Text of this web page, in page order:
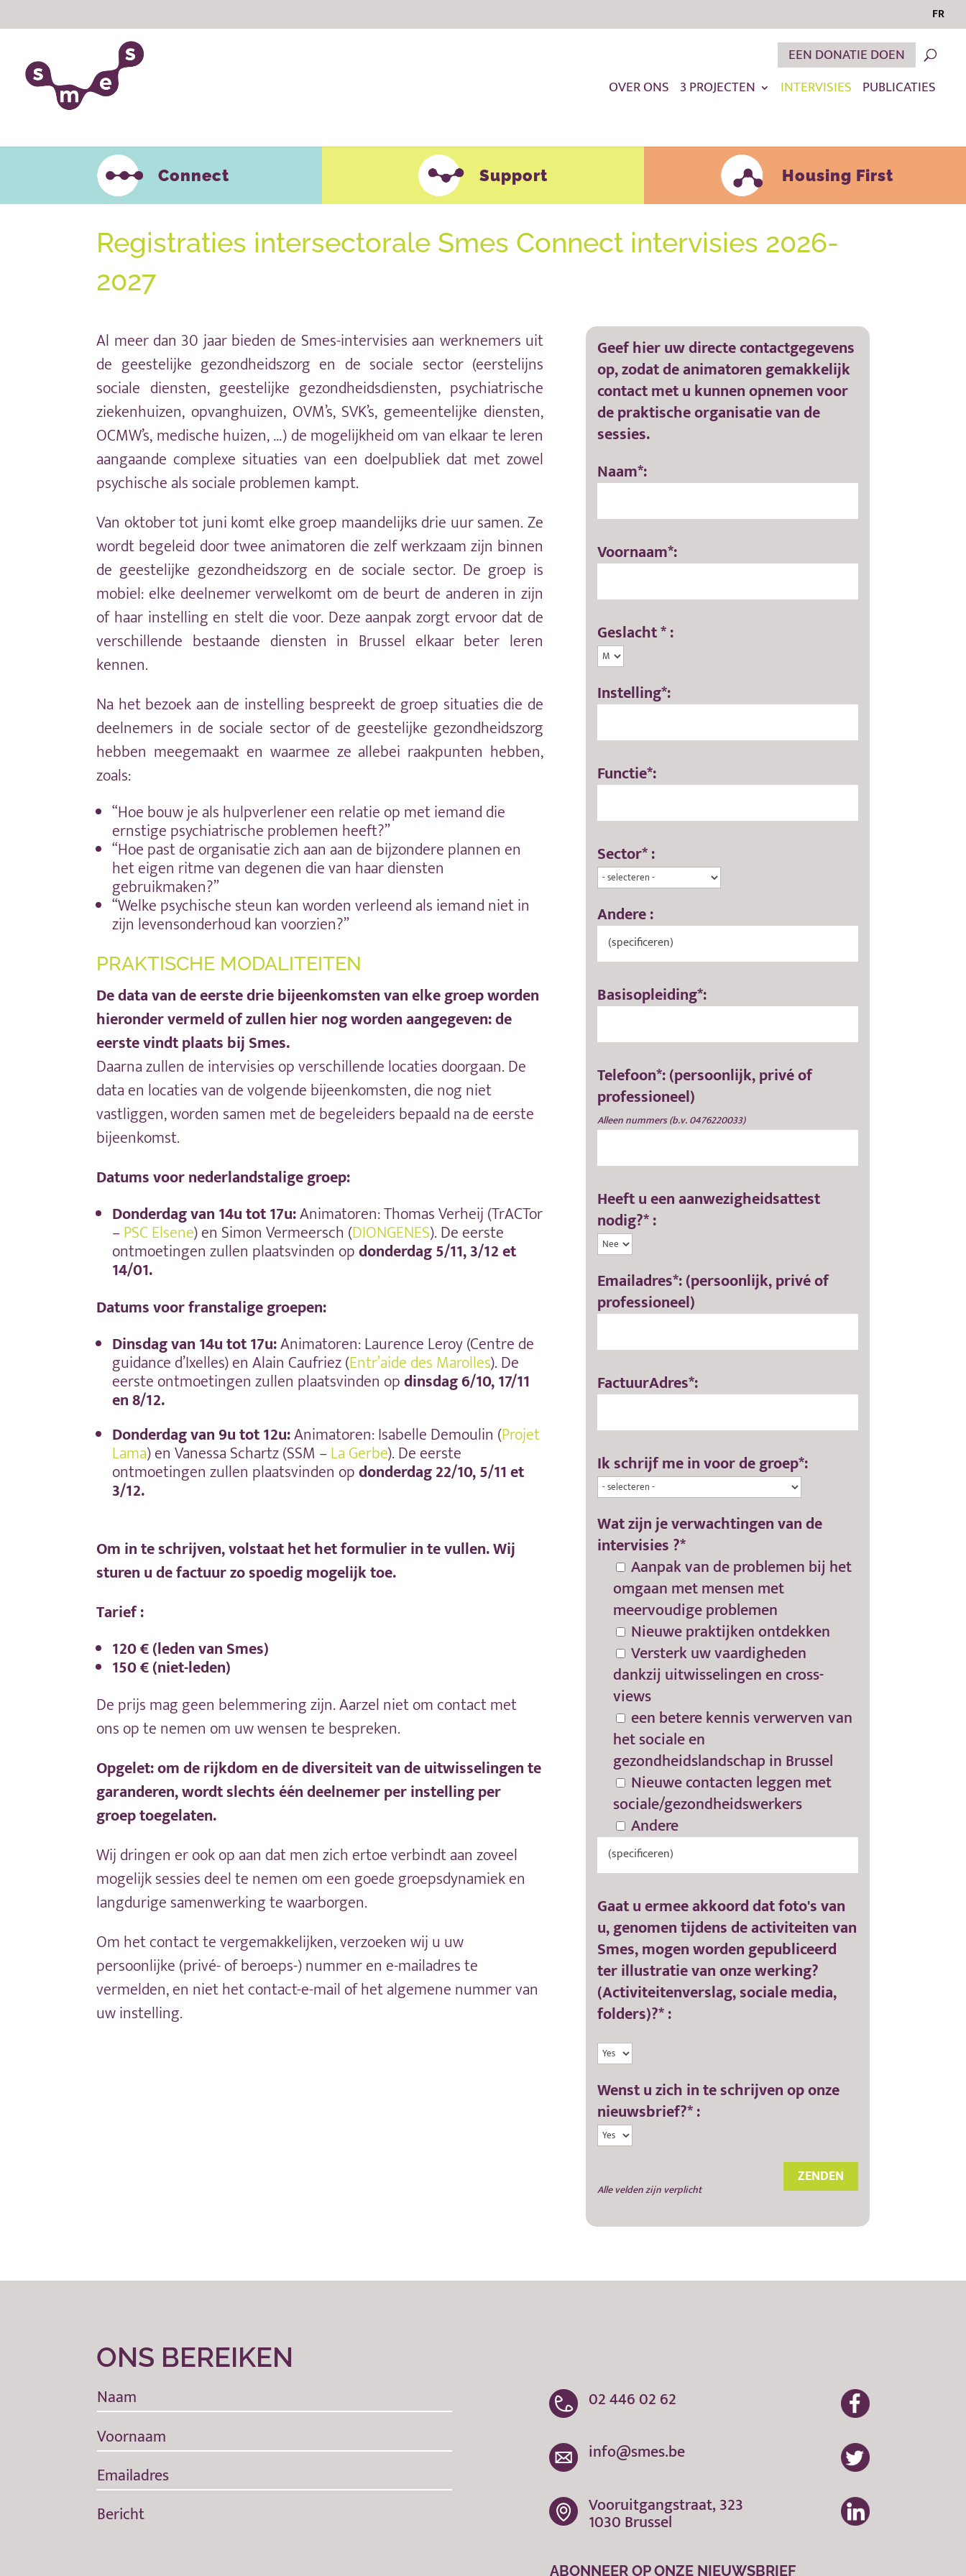
FR
OVER ONS 3 PROJECTEN INTERVISIES PUBLICATIES
EEN DONATIE DOEN
Connect Support Housing First
Registraties intersectorale Smes Connect intervisies 2026-
2027
Al meer dan 30 jaar bieden de Smes-intervisies aan werknemers uit
de geestelijke gezondheidszorg en de sociale sector (eerstelijns
sociale diensten, geestelijke gezondheidsdiensten, psychiatrische
ziekenhuizen, opvanghuizen, OVM’s, SVK’s, gemeentelijke diensten,
OCMW’s, medische huizen, …) de mogelijkheid om van elkaar te leren
aangaande complexe situaties van een doelpubliek dat met zowel
psychische als sociale problemen kampt.
Van oktober tot juni komt elke groep maandelijks drie uur samen. Ze
wordt begeleid door twee animatoren die zelf werkzaam zijn binnen
de geestelijke gezondheidszorg en de sociale sector. De groep is
mobiel: elke deelnemer verwelkomt om de beurt de anderen in zijn
of haar instelling en stelt die voor. Deze aanpak zorgt ervoor dat de
verschillende bestaande diensten in Brussel elkaar beter leren
kennen.
Na het bezoek aan de instelling bespreekt de groep situaties die de
deelnemers in de sociale sector of de geestelijke gezondheidszorg
hebben meegemaakt en waarmee ze allebei raakpunten hebben,
zoals:
“Hoe bouw je als hulpverlener een relatie op met iemand die
ernstige psychiatrische problemen heeft?”
“Hoe past de organisatie zich aan aan de bijzondere plannen en
het eigen ritme van degenen die van haar diensten
gebruikmaken?”
“Welke psychische steun kan worden verleend als iemand niet in
zijn levensonderhoud kan voorzien?”
PRAKTISCHE MODALITEITEN
De data van de eerste drie bijeenkomsten van elke groep worden
hieronder vermeld of zullen hier nog worden aangegeven: de
eerste vindt plaats bij Smes.
Daarna zullen de intervisies op verschillende locaties doorgaan. De
data en locaties van de volgende bijeenkomsten, die nog niet
vastliggen, worden samen met de begeleiders bepaald na de eerste
bijeenkomst.
Datums voor nederlandstalige groep:
Donderdagvan 14u tot 17u:Animatoren:Thomas Verheij(TrACTor
–PSC Elsene) en Simon Vermeersch (DIONGENES). De eerste
ontmoetingen zullen plaatsvinden opdonderdag5/11, 3/12 et
14/01.
Datums voor franstalige groepen:
Dinsdagvan 14u tot 17u:Animatoren: Laurence Leroy (Centre de
guidance d’Ixelles) enAlain Caufriez (Entr’aide des Marolles). De
eerste ontmoetingen zullen plaatsvinden opdinsdag 6/10, 17/11
en 8/12.
Donderdagvan 9u tot 12u:Animatoren: Isabelle Demoulin (Projet
Lama) en Vanessa Schartz (SSM –La Gerbe).De eerste
ontmoetingen zullen plaatsvinden opdonderdag22/10, 5/11 et
3/12.
Om in te schrijven, volstaat het het formulier in te vullen. Wij
sturen u de factuur zo spoedig mogelijk toe.
Tarief :
120 € (leden van Smes)
150 € (niet-leden)
De prijs mag geen belemmering zijn. Aarzel niet om contact met
ons op te nemen om uw wensen te bespreken.
Opgelet: om de rijkdom en de diversiteit van de uitwisselingen te
garanderen, wordt slechts één deelnemer per instelling per
groep toegelaten.
Wij dringen er ook op aan dat men zich ertoe verbindt aan zoveel
mogelijk sessies deel te nemen om een goede groepsdynamiek en
langdurige samenwerking te waarborgen.
Om het contact te vergemakkelijken, verzoeken wij u uw
persoonlijke (privé- of beroeps-) nummer en e-mailadres te
vermelden, en niet het contact-e-mail of het algemene nummer van
uw instelling.
Geef hier uw directe contactgegevens
op, zodat de animatoren gemakkelijk
contact met u kunnen opnemen voor
de praktische organisatie van de
sessies.
Naam*:
Voornaam*:
Geslacht * :
Instelling*:
Functie*:
Sector* :
Andere :
Basisopleiding*:
Telefoon*: (persoonlijk, privé of
professioneel)
Alleen nummers (b.v. 0476220033)
Heeft u een aanwezigheidsattest
nodig?* :
Emailadres*: (persoonlijk, privé of
professioneel)
FactuurAdres*:
Ik schrijf me in voor de groep*:
Wat zijn je verwachtingen van de
intervisies ?*
Aanpak van de problemen bij het
omgaan met mensen met
meervoudige problemen
Nieuwe praktijken ontdekken
Versterk uw vaardigheden
dankzij uitwisselingen en cross-
views
een betere kennis verwerven van
het sociale en
gezondheidslandschap in Brussel
Nieuwe contacten leggen met
sociale/gezondheidswerkers
Andere
Gaat u ermee akkoord dat foto's van
u, genomen tijdens de activiteiten van
Smes, mogen worden gepubliceerd
ter illustratie van onze werking?
(Activiteitenverslag, sociale media,
folders)?* :
Wenst u zich in te schrijven op onze
nieuwsbrief?* :
Alle velden zijn verplicht
ONS BEREIKEN
02 446 02 62
info@smes.be
Vooruitgangstraat, 323
1030 Brussel
ABONNEER OP ONZE NIEUWSBRIEF